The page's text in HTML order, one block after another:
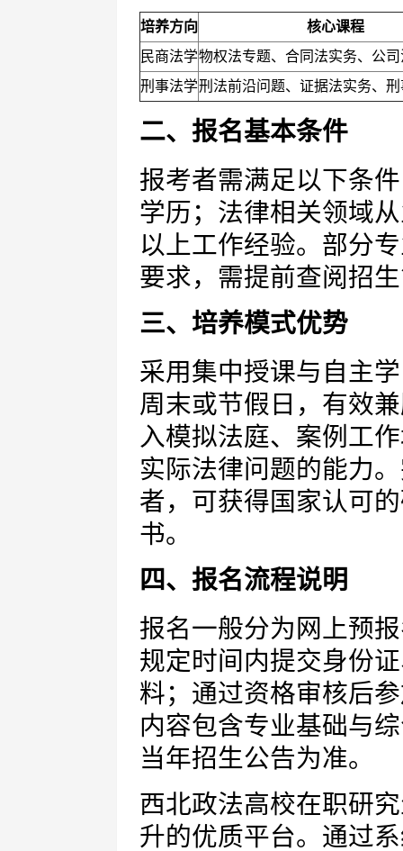
培养方向
核心课程
民商法学物权法专题、合同法实务、公
刑事法学刑法前沿问题、证据法实务、
二、报名基本条件
报考者需满足以下条
学历；法律相关领域
以上工作经验。部分
要求，需提前查阅招
三、培养模式优势
采用集中授课与自主
周末或节假日，有效
入模拟法庭、案例工
实际法律问题的能力
者，可获得国家认可
书。
四、报名流程说明
报名一般分为网上预
规定时间内提交身份
料；通过资格审核后
内容包含专业基础与
当年招生公告为准。
西北政法高校在职研
升的优质平台。通过